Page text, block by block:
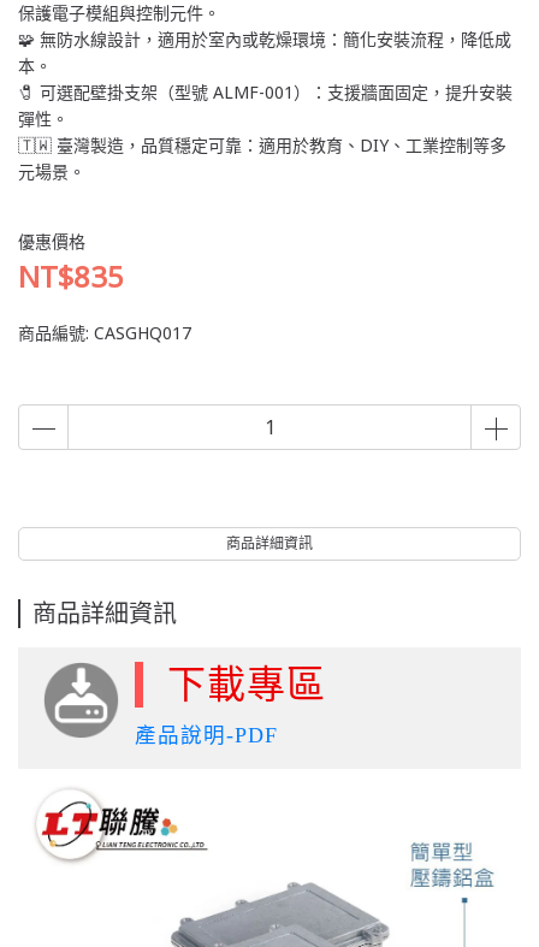
保護電子模組與控制元件。
🧩 無防水線設計，適用於室內或乾燥環境：簡化安裝流程，降低成
本。
🧷 可選配壁掛支架（型號 ALMF-001）：支援牆面固定，提升安裝
彈性。
🇹🇼 臺灣製造，品質穩定可靠：適用於教育、DIY、工業控制等多
元場景。
優惠價格
NT$835
商品編號: CASGHQ017
商品詳細資訊
商品詳細資訊
下載專區
產品說明-PDF